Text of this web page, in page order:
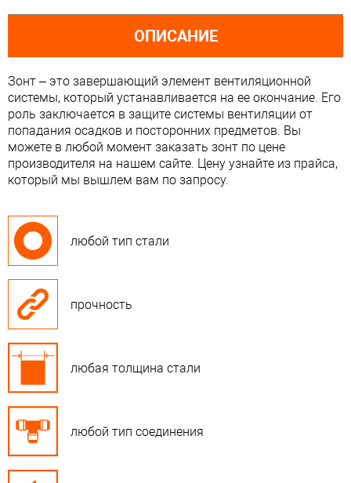
ОПИСАНИЕ
Зонт – это завершающий элемент вентиляционной
системы, который устанавливается на ее окончание. Его
роль заключается в защите системы вентиляции от
попадания осадков и посторонних предметов. Вы
можете в любой момент заказать зонт по цене
производителя на нашем сайте. Цену узнайте из прайса,
который мы вышлем вам по запросу.
любой тип стали
прочность
любая толщина стали
любой тип соединения